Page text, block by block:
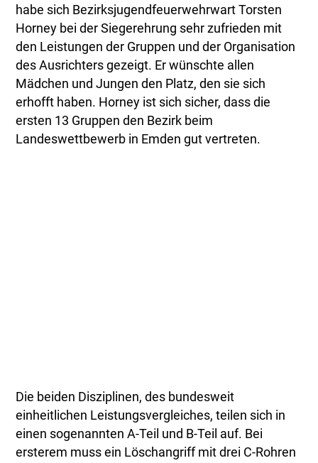
habe sich Bezirksjugendfeuerwehrwart Torsten
Horney bei der Siegerehrung sehr zufrieden mit
den Leistungen der Gruppen und der Organisation
des Ausrichters gezeigt. Er wünschte allen
Mädchen und Jungen den Platz, den sie sich
erhofft haben. Horney ist sich sicher, dass die
ersten 13 Gruppen den Bezirk beim
Landeswettbewerb in Emden gut vertreten.
Die beiden Disziplinen, des bundesweit
einheitlichen Leistungsvergleiches, teilen sich in
einen sogenannten A-Teil und B-Teil auf. Bei
ersterem muss ein Löschangriff mit drei C-Rohren